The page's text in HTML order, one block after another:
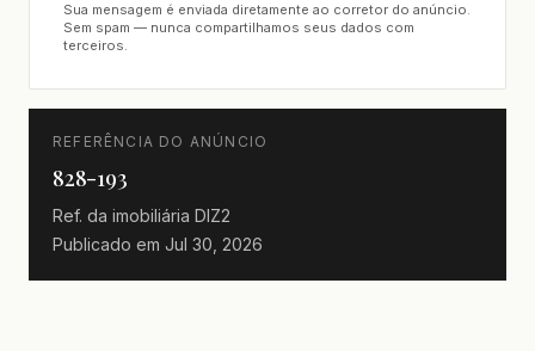
Sua mensagem é enviada diretamente ao corretor do anúncio.
Sem spam — nunca compartilhamos seus dados com
terceiros.
REFERÊNCIA DO ANÚNCIO
828-193
Ref. da imobiliária DIZ2
Publicado em Jul 30, 2026